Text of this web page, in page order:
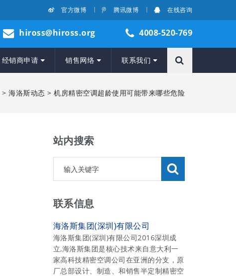
官方微博 腾讯微博 在线咨询
hiross@hiross.org 4008-520-769
经销商申请 销售网络 联系我们
> 海洛斯动态 > 机房精密空调超龄使用可能带来哪些危险
站内搜索
联系信息
海洛斯集团(深圳)有限公司
海洛斯集团(深圳)有限公司2016深圳成
立,海洛斯集团是核心技术来自意大利一
家高科技精密空调公司在亚洲的分支，原
厂总部设计、制造、和销售半定制精密空